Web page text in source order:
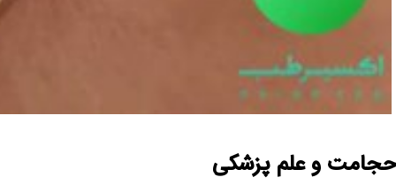
حجامت و علم پزشکی